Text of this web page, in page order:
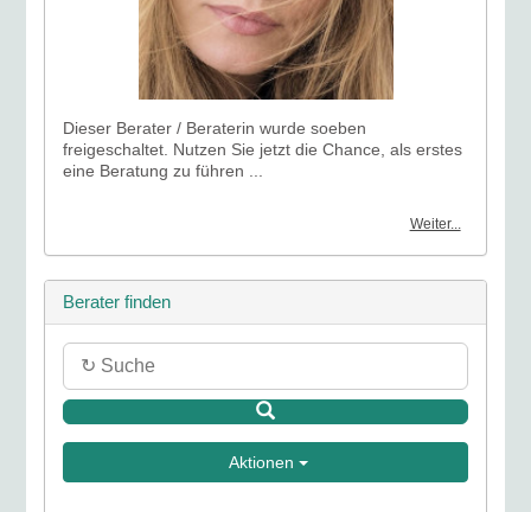
Dieser Berater / Beraterin wurde soeben
freigeschaltet. Nutzen Sie jetzt die Chance, als erstes
eine Beratung zu führen ...
Weiter...
Berater finden
Aktionen